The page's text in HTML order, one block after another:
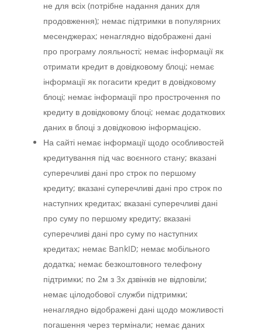
не для всіх (потрібне надання даних для
продовження); немає підтримки в популярних
месенджерах; ненаглядно відображені дані
про програму лояльності; немає інформації як
отримати кредит в довідковому блоці; немає
інформації як погасити кредит в довідковому
блоці; немає інформації про прострочення по
кредиту в довідковому блоці; немає додаткових
даних в блоці з довідковою інформацією.
На сайті немає інформації щодо особливостей
кредитування під час воєнного стану; вказані
суперечливі дані про строк по першому
кредиту; вказані суперечливі дані про строк по
наступних кредитах; вказані суперечливі дані
про суму по першому кредиту; вказані
суперечливі дані про суму по наступних
кредитах; немає BankID; немає мобільного
додатка; немає безкоштовного телефону
підтримки; по 2м з 3х дзвінків не відповіли;
немає цілодобової служби підтримки;
ненаглядно відображені дані щодо можливості
погашення через термінали; немає даних